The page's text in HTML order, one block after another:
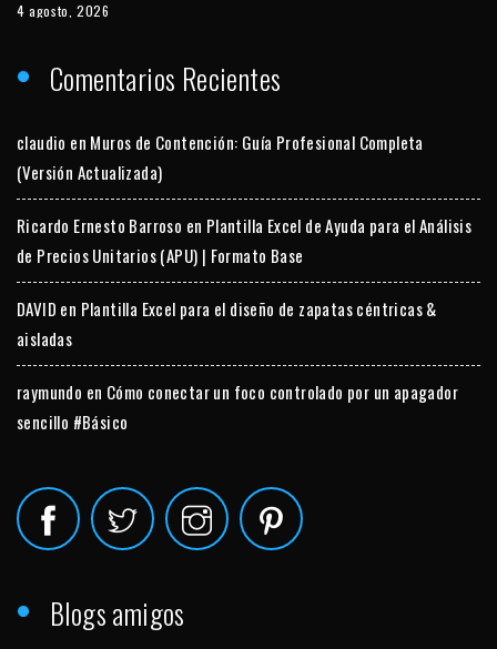
4 agosto, 2026
Comentarios Recientes
claudio en Muros de Contención: Guía Profesional Completa
(Versión Actualizada)
Ricardo Ernesto Barroso en Plantilla Excel de Ayuda para el Análisis
de Precios Unitarios (APU) | Formato Base
DAVID en Plantilla Excel para el diseño de zapatas céntricas &
aisladas
raymundo en Cómo conectar un foco controlado por un apagador
sencillo #Básico
Blogs amigos